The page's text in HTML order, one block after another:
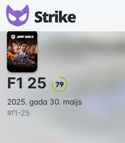
F1 25 79
2025. gada 30. maijs
#f1-25